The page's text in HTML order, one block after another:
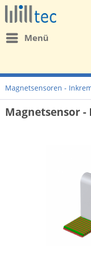
Menü
Magnetsensoren -
Magnetsensor